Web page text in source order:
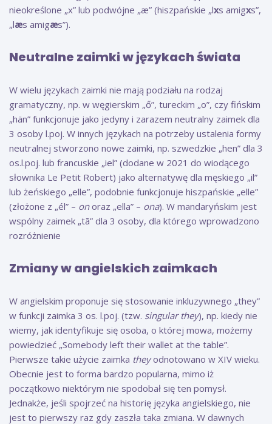
nieokreślone „x” lub podwójne „æ” (hiszpańskie „lxs amigxs”,
„læs amigæs”).
Neutralne zaimki w językach świata
W wielu językach zaimki nie mają podziału na rodzaj
gramatyczny, np. w węgierskim „ő”, tureckim „o”, czy fińskim
„hän” funkcjonuje jako jedyny i zarazem neutralny zaimek dla
3 osoby l.poj. W innych językach na potrzeby ustalenia formy
neutralnej stworzono nowe zaimki, np. szwedzkie „hen” dla 3
os.l.poj. lub francuskie „iel” (dodane w 2021 do wiodącego
słownika Le Petit Robert) jako alternatywę dla męskiego „il”
lub żeńskiego „elle”, podobnie funkcjonuje hiszpańskie „elle”
(złożone z „él” – onoraz „ella” – ona). W mandaryńskim jest
wspólny zaimek „tā” dla 3 osoby, dla którego wprowadzono
rozróżnienie
Zmiany w angielskich zaimkach
W angielskim proponuje się stosowanie inkluzywnego „they”
w funkcji zaimka 3 os. l.poj. (tzw. singular they), np. kiedy nie
wiemy, jak identyfikuje się osoba, o której mowa, możemy
powiedzieć „Somebody left their wallet at the table”.
Pierwsze takie użycie zaimka theyodnotowano w XIV wieku.
Obecnie jest to forma bardzo popularna, mimo iż
początkowo niektórym nie spodobał się ten pomysł.
Jednakże, jeśli spojrzeć na historię języka angielskiego, nie
jest to pierwszy raz gdy zaszła taka zmiana. W dawnych